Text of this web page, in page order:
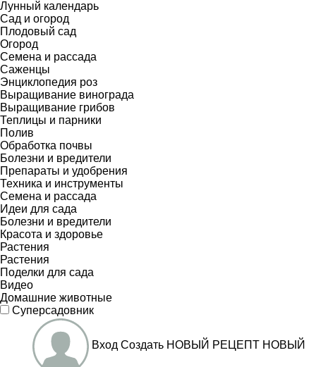
Лунный календарь
Сад и огород
Плодовый сад
Огород
Семена и рассада
Саженцы
Энциклопедия роз
Выращивание винограда
Выращивание грибов
Теплицы и парники
Полив
Обработка почвы
Болезни и вредители
Препараты и удобрения
Техника и инструменты
Семена и рассада
Идеи для сада
Болезни и вредители
Красота и здоровье
Растения
Растения
Поделки для сада
Видео
Домашние животные
Суперсадовник
Вход Создать НОВЫЙ РЕЦЕПТ НОВЫЙ